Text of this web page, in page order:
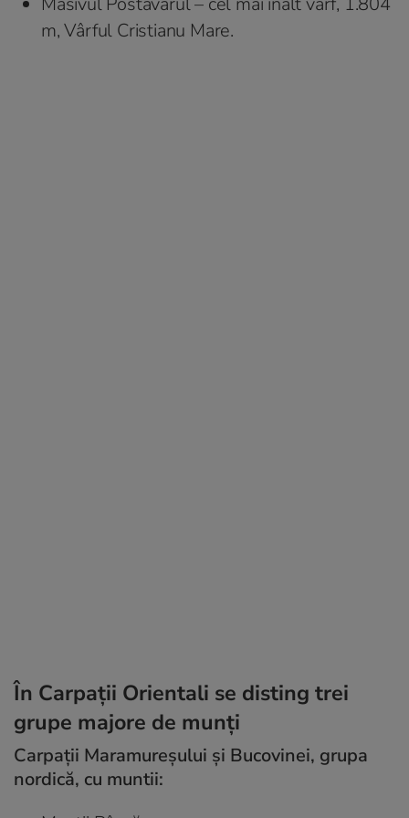
m, Vârful Cristianu Mare.
În Carpații Orientali se disting trei
grupe majore de munți
Carpații Maramureșului și Bucovinei, grupa
nordică, cu muntii: